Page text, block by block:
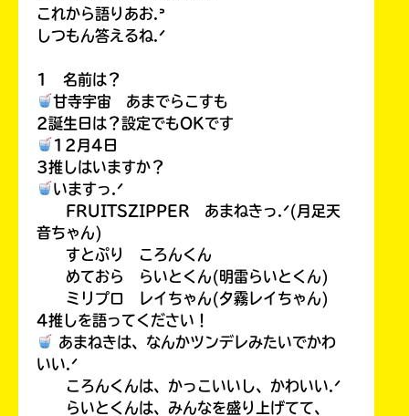
これから語りあお.ᐣ
しつもん答えるね.ᐟ
1 名前は？
甘寺宇宙 あまでらこすも
2誕生日は？設定でもOKです
12月4日
3推しはいますか？
いますっ.ᐟ
FRUITSZIPPER あまねきっ.ᐟ(月足天
音ちゃん)
すとぷり ころんくん
めておら らいとくん(明雷らいとくん)
ミリプロ レイちゃん(夕霧レイちゃん)
4推しを語ってください！
あまねきは、なんかツンデレみたいでかわ
いい.ᐟ
ころんくんは、かっこいいし、かわいい.ᐟ
らいとくんは、みんなを盛り上げてて、